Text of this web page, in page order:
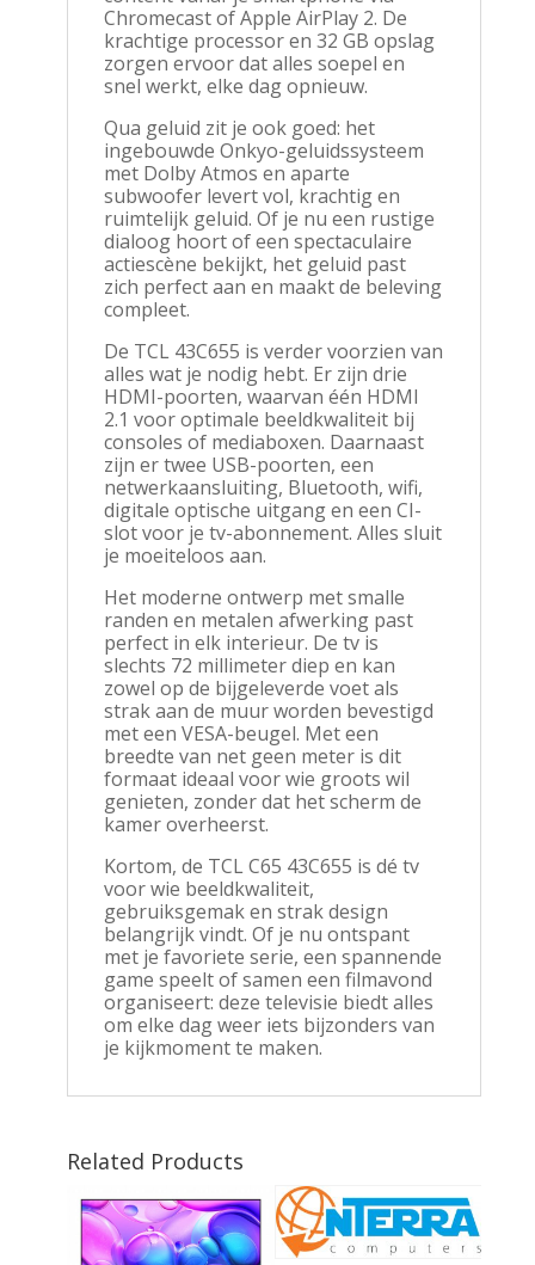
Chromecast of Apple AirPlay 2. De
krachtige processor en 32 GB opslag
zorgen ervoor dat alles soepel en
snel werkt, elke dag opnieuw.
Qua geluid zit je ook goed: het
ingebouwde Onkyo-geluidssysteem
met Dolby Atmos en aparte
subwoofer levert vol, krachtig en
ruimtelijk geluid. Of je nu een rustige
dialoog hoort of een spectaculaire
actiescène bekijkt, het geluid past
zich perfect aan en maakt de beleving
compleet.
De TCL 43C655 is verder voorzien van
alles wat je nodig hebt. Er zijn drie
HDMI-poorten, waarvan één HDMI
2.1 voor optimale beeldkwaliteit bij
consoles of mediaboxen. Daarnaast
zijn er twee USB-poorten, een
netwerkaansluiting, Bluetooth, wifi,
digitale optische uitgang en een CI-
slot voor je tv-abonnement. Alles sluit
je moeiteloos aan.
Het moderne ontwerp met smalle
randen en metalen afwerking past
perfect in elk interieur. De tv is
slechts 72 millimeter diep en kan
zowel op de bijgeleverde voet als
strak aan de muur worden bevestigd
met een VESA-beugel. Met een
breedte van net geen meter is dit
formaat ideaal voor wie groots wil
genieten, zonder dat het scherm de
kamer overheerst.
Kortom, de TCL C65 43C655 is dé tv
voor wie beeldkwaliteit,
gebruiksgemak en strak design
belangrijk vindt. Of je nu ontspant
met je favoriete serie, een spannende
game speelt of samen een filmavond
organiseert: deze televisie biedt alles
om elke dag weer iets bijzonders van
je kijkmoment te maken.
Related Products